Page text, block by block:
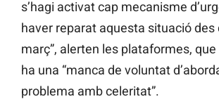
s’hagi activat cap mecanisme
haver reparat aquesta situació des
març”, alerten les plataformes,
ha una “manca de voluntat
problema amb celeritat”.